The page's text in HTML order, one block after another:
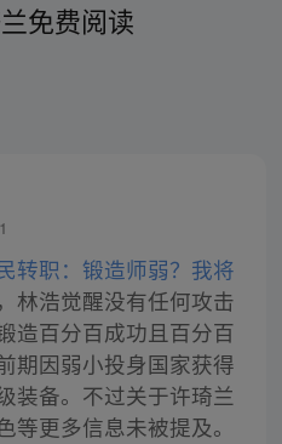
免费阅读
转职：锻造师弱？我将
林浩觉醒没有任何攻击
造百分百成功且百分百
期因弱小投身国家获得
装备。不过关于许琦兰
更多信息未被提及。